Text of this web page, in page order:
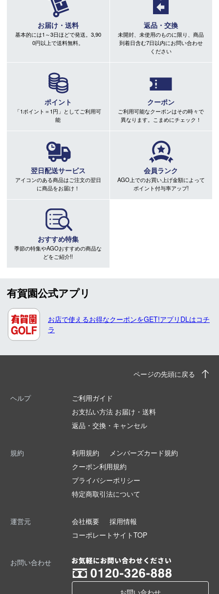
お届け・送料
基本的には1～3日ほどで発送。3,90
0円以上で送料無料。
返品・交換
未開封、未使用のものに限り、商品
到着日含む7日以内にお問い合わせ
ください
ポイント
「1ポイント＝1円」としてご利用可
能
クーポン
ご利用可能なクーポンはその時々で
異なります。こまめにチェック！
翌日配送サービス
アイコンのある商品はご注文の翌日
に商品をお届け！
会員ランク
AGO上でのお買い上げ金額によって
ポイント付与率アップ!
おすすめ特集
季節の特集やAGOおすすめの商品な
どをご紹介!!
有賀園公式アプリ
お店で使えるお得なクーポンをGET!アプリDLはコチ
ラ
ページの先頭に戻る
ヘルプ
ご利用ガイド
お支払い方法 お届け・送料
返品・交換・キャンセル
規約 利用規約
メンバーズカード規約
クーポン利用規約
プライバシーポリシー
特定商取引法について
運営元 会社概要
採用情報
コーポレートサイトTOP
お問い合わせ
お問い合わせ